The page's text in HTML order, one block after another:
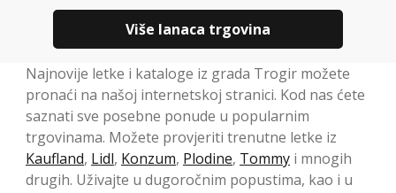
Više lanaca trgovina
Najnovije letke i kataloge iz grada Trogir možete
pronaći na našoj internetskoj stranici. Kod nas ćete
saznati sve posebne ponude u popularnim
trgovinama. Možete provjeriti trenutne letke iz
Kaufland, Lidl, Konzum, Plodine, Tommy i mnogih
drugih. Uživajte u dugoročnim popustima, kao i u